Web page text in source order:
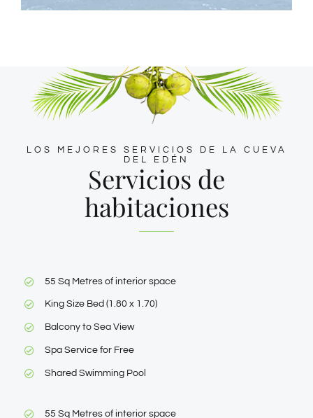
LOS MEJORES SERVICIOS DE LA CUEVA
DEL EDÉN
Servicios de
habitaciones
55 Sq Metres of interior space
King Size Bed (1.80 x 1.70)
Balcony to Sea View
Spa Service for Free
Shared Swimming Pool
55 Sq Metres of interior space